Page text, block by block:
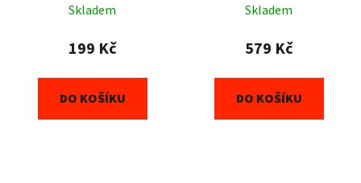
Skladem
199 Kč
DO KOŠÍKU
Skladem
579 Kč
DO KOŠÍKU